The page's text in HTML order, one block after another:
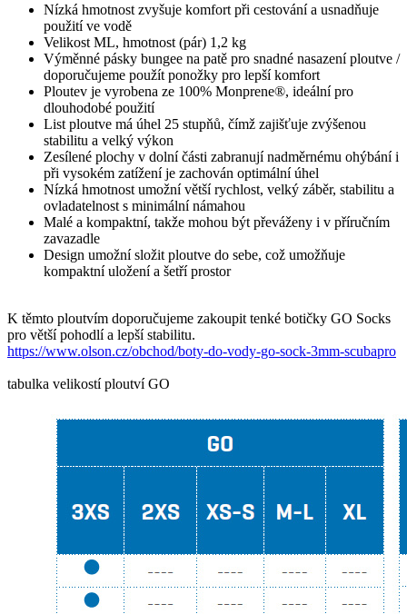
Nízká hmotnost zvyšuje komfort při cestování a usnadňuje
použití ve vodě
Velikost ML, hmotnost (pár) 1,2 kg
Výměnné pásky bungee na patě pro snadné nasazení ploutve /
doporučujeme použít ponožky pro lepší komfort
Ploutev je vyrobena ze 100% Monprene®, ideální pro
dlouhodobé použití
List ploutve má úhel 25 stupňů, čímž zajišťuje zvýšenou
stabilitu a velký výkon
Zesílené plochy v dolní části zabranují nadměrnému ohýbání i
při vysokém zatížení je zachován optimální úhel
Nízká hmotnost umožní větší rychlost, velký záběr, stabilitu a
ovladatelnost s minimální námahou
Malé a kompaktní, takže mohou být převáženy i v příručním
zavazadle
Design umožní složit ploutve do sebe, což umožňuje
kompaktní uložení a šetří prostor
K těmto ploutvím doporučujeme zakoupit tenké botičky GO Socks
pro větší pohodlí a lepší stabilitu.
https://www.olson.cz/obchod/boty-do-vody-go-sock-3mm-scubapro
tabulka velikostí ploutví GO